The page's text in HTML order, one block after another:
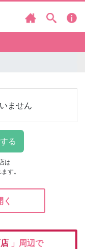
ません
は
す。
」周辺で